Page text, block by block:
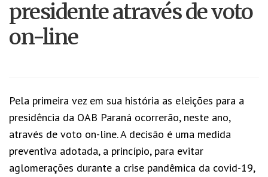
presidente através de voto
on-line
Pela primeira vez em sua história as eleições para a
presidência da OAB Paraná ocorrerão, neste ano,
através de voto on-line. A decisão é uma medida
preventiva adotada, a princípio, para evitar
aglomerações durante a crise pandêmica da covid-19,